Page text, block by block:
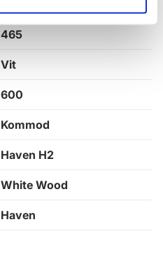
465
Vit
600
Kommod
Haven H2
White Wood
Haven